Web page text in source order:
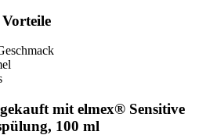
mit elmex® Sensitive
100 ml